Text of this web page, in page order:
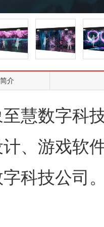
简介
数字科技
、游戏软
科技公司